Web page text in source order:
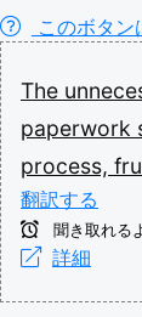
このボタン
The
paperwork
process,
翻訳する
聞き取れる
詳細